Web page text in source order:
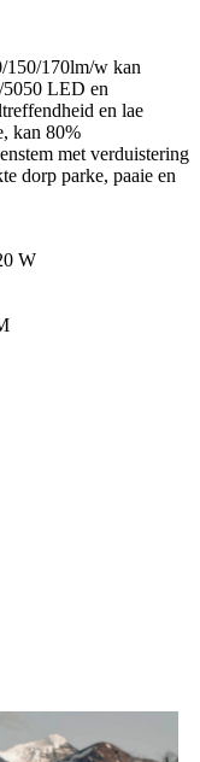
150/170lm/w kan
5050 LED en
en lae
kan 80%
met verduistering
dorp parke, paaie en
W